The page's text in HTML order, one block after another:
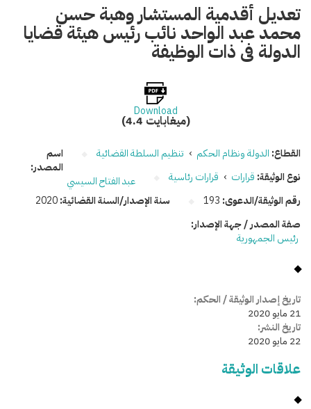
تعديل أقدمية المستشار وهبة حسن
محمد عبد الواحد نائب رئيس هيئة قضايا
الدولة فى ذات الوظيفة
Download
(4.4 ميغابايت)
القطاع: الدولة ونظام الحكم › تنظيم السلطة القضائية
نوع الوثيقة: قرارات › قرارات رئاسية
رقم الوثيقة/الدعوى: 193 سنة الإصدار/السنة القضائية:2020
اسم
المصدر:
عبد الفتاح السيسي
صفة المصدر / جهة الإصدار:
رئيس الجمهورية
تاريخ إصدار الوثيقة / الحكم:
21 مايو 2020
تاريخ النشر:
22 مايو 2020
علاقات الوثيقة